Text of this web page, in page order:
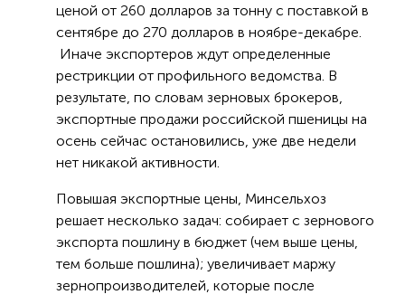
ценой от 260 долларов за тонну с поставкой в
сентябре до 270 долларов в ноябре-декабре.
Иначе экспортеров ждут определенные
рестрикции от профильного ведомства. В
результате, по словам зерновых брокеров,
экспортные продажи российской пшеницы на
осень сейчас остановились, уже две недели
нет никакой активности.
Повышая экспортные цены, Минсельхоз
решает несколько задач: собирает с зернового
экспорта пошлину в бюджет (чем выше цены,
тем больше пошлина); увеличивает маржу
зернопроизводителей, которые после